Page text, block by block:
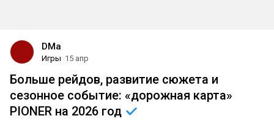
DMa
Игры 15 апр
Больше рейдов, развитие сюжета и
сезонное событие: «дорожная карта»
PIONER на 2026 год